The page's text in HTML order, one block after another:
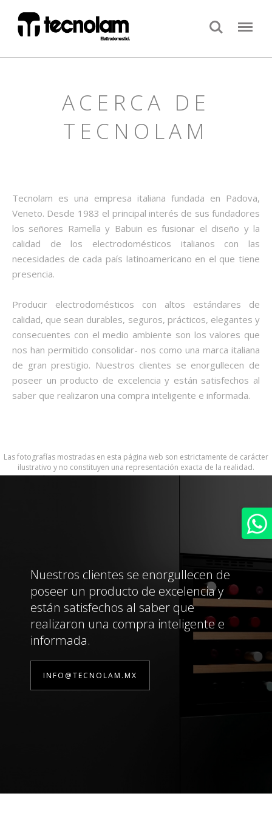
Search Menu
ACERCA DE
TECNOLAM
Tecnolam es una empresa italiana fundada en Padova,
Veneto. Desde 1983 el principal interés de sus fundadores
los señores Ramella y Babuin es fusionar el diseño y la
calidad de los electrodomésticos italianos con las
necesidades de cada país latinoamericano en el que tiene
presencia.
Producir electrodomésticos con altos estándares de
calidad, que sean durables, seguros, prácticos, elegantes y
consecuentes con el medio ambiente son los valores que
nos han permitido consolidar- nos como una marca italiana
de gran prestigio. Nuestros clientes se enorgullecen de
poseer un producto de excelencia y están satisfechos al
saber que realizaron una compra inteligente e informada.
Las fotografías mostradas en esta página web son estrictamente de carácter
ilustrativo y no constituyen una representación exacta de la realidad.
Nuestros clientes se enorgullecen de
poseer un producto de excelencia y
están satisfechos al saber que
realizaron una compra inteligente e
informada.
INFO@TECNOLAM.MX